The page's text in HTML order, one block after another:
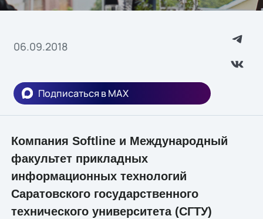
06.09.2018
Подписаться в MAX
Компания Softline и Международный
факультет прикладных
информационных технологий
Саратовского государственного
технического университета (СГТУ)